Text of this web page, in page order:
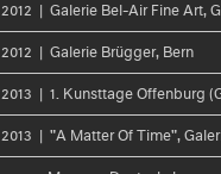
2012 | Galerie Bel-Air Fine Art,
2012 | Galerie Brügger, Bern
2013 | 1. Kunsttage Offenburg
2013 | "A Matter Of Time",